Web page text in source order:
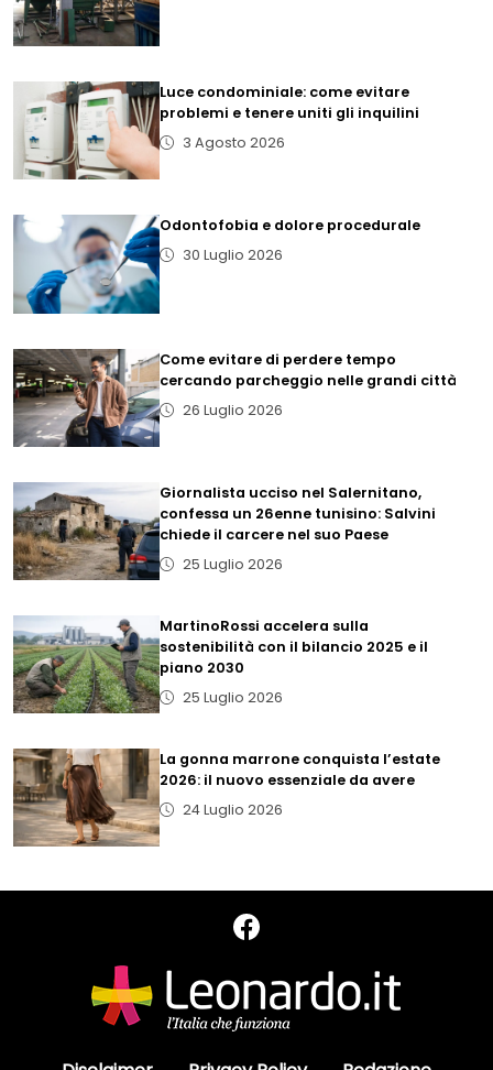
Luce condominiale: come evitare
problemi e tenere uniti gli inquilini
3 Agosto 2026
Odontofobia e dolore procedurale
30 Luglio 2026
Come evitare di perdere tempo
cercando parcheggio nelle grandi città
26 Luglio 2026
Giornalista ucciso nel Salernitano,
confessa un 26enne tunisino: Salvini
chiede il carcere nel suo Paese
25 Luglio 2026
MartinoRossi accelera sulla
sostenibilità con il bilancio 2025 e il
piano 2030
25 Luglio 2026
La gonna marrone conquista l’estate
2026: il nuovo essenziale da avere
24 Luglio 2026